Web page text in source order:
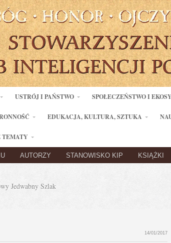
USTRÓJ I PAŃSTWO SPOŁECZEŃSTWO I
EDUKACJA, KULTURA, SZTUKA
TEMATY
AUTORZY STANOWISKO KIP KSIĄŻKI
Jedwabny Szlak
14/01/2017